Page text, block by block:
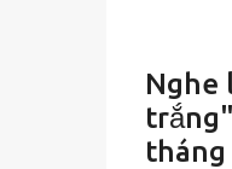
Nghe
tháng